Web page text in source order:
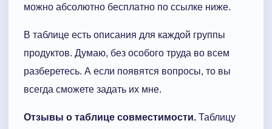
можно абсолютно бесплатно по ссылке ниже.
В таблице есть описания для каждой группы
продуктов. Думаю, без особого труда во всем
разберетесь. А если появятся вопросы, то вы
всегда сможете задать их мне.
Отзывы о таблице совместимости. Таблицу